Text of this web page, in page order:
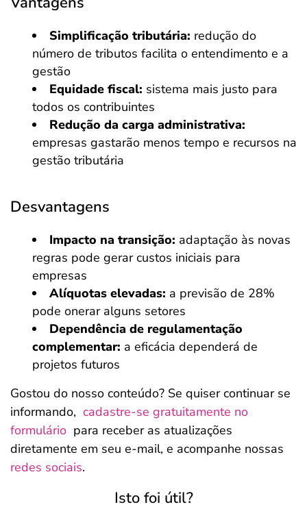
Simplificação tributária: redução do
número de tributos facilita o entendimento e a
gestão
Equidade fiscal: sistema mais justo para
todos os contribuintes
Redução da carga administrativa:
empresas gastarão menos tempo e recursos na
gestão tributária
Desvantagens
Impacto na transição: adaptação às novas
regras pode gerar custos iniciais para
empresas
Alíquotas elevadas: a previsão de 28%
pode onerar alguns setores
Dependência de regulamentação
complementar: a eficácia dependerá de
projetos futuros
Gostou do nosso conteúdo? Se quiser continuar se
informando, cadastre-se gratuitamente no
formulário para receber as atualizações
diretamente em seu e-mail, e acompanhe nossas
redes sociais.
Isto foi útil?